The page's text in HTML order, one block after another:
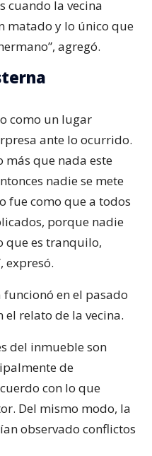
cuando la vecina
matado y lo único que
agregó.
como un lugar
ante lo ocurrido.
más que nada este
nadie se mete
fue como que a todos
porque nadie
que es tranquilo,
expresó.
en el pasado
relato de la vecina.
del inmueble son
de
con lo que
Del mismo modo, la
observado conflictos